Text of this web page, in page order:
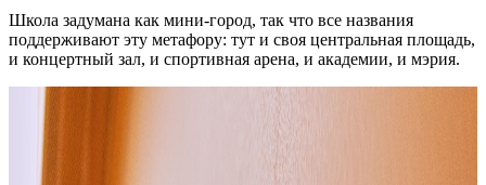
Школа задумана как мини-город, так что все названия
поддерживают эту метафору: тут и своя центральная площадь,
и концертный зал, и спортивная арена, и академии, и мэрия.